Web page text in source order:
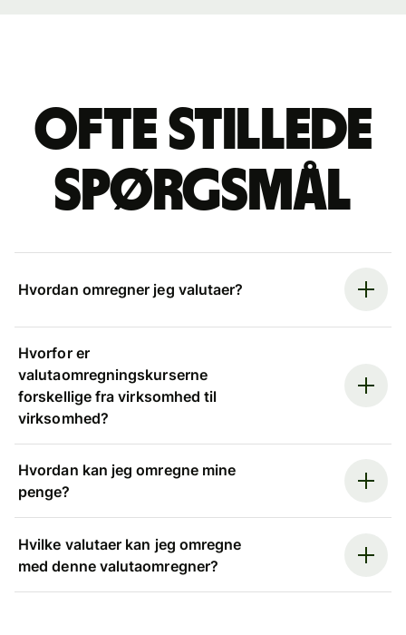
Ofte stillede
spørgsmål
Hvordan omregner jeg valutaer?
Hvorfor er
valutaomregningskurserne
forskellige fra virksomhed til
virksomhed?
Hvordan kan jeg omregne mine
penge?
Hvilke valutaer kan jeg omregne
med denne valutaomregner?